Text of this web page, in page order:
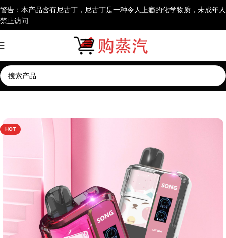
警告：本产品含有尼古丁，尼古丁是一种令人上瘾的化学物质，未成年人
禁止访问
首页 一次性电子烟 其他一次性电子烟
HOT